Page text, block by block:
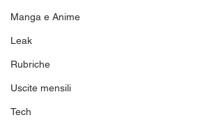
Manga e Anime
Leak
Rubriche
Uscite mensili
Tech